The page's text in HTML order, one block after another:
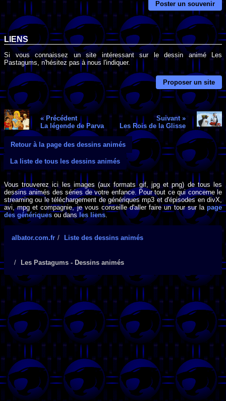
Poster un souvenir
LIENS
Si vous connaissez un site intéressant sur le dessin animé Les
Pastagums, n'hésitez pas à nous l'indiquer.
Proposer un site
« Précédent
La légende de Parva
Suivant »
Les Rois de la Glisse
Retour à la page des dessins animés
La liste de tous les dessins animés
Vous trouverez ici les images (aux formats gif, jpg et png) de tous les
dessins animés des séries de votre enfance. Pour tout ce qui concerne le
streaming ou le téléchargement de génériques mp3 et d'épisodes en divX,
avi, mpg et compagnie, je vous conseille d'aller faire un tour sur la page
des génériques ou dans les liens
albator.com.fr Liste des dessins animés
Les Pastagums - Dessins animés